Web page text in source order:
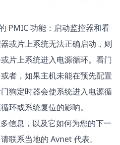
PMIC 功能：启动监控器和看
或片上系统无法正确启动，则
片上系统进入电源循环。看门
者，如果主机未能在预先配置
狗定时器会使系统进入电源循
环或系统复位的影响。
信息，以及它如何为您的下一
联系当地的 Avnet 代表。